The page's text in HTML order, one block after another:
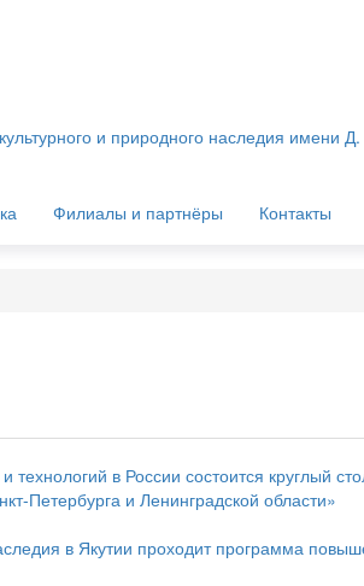
и природного наследия имени
Филиалы и партнёры Контакты
технологий в России состоится круглый
Петербурга и Ленинградской области»
в Якутии проходит программа